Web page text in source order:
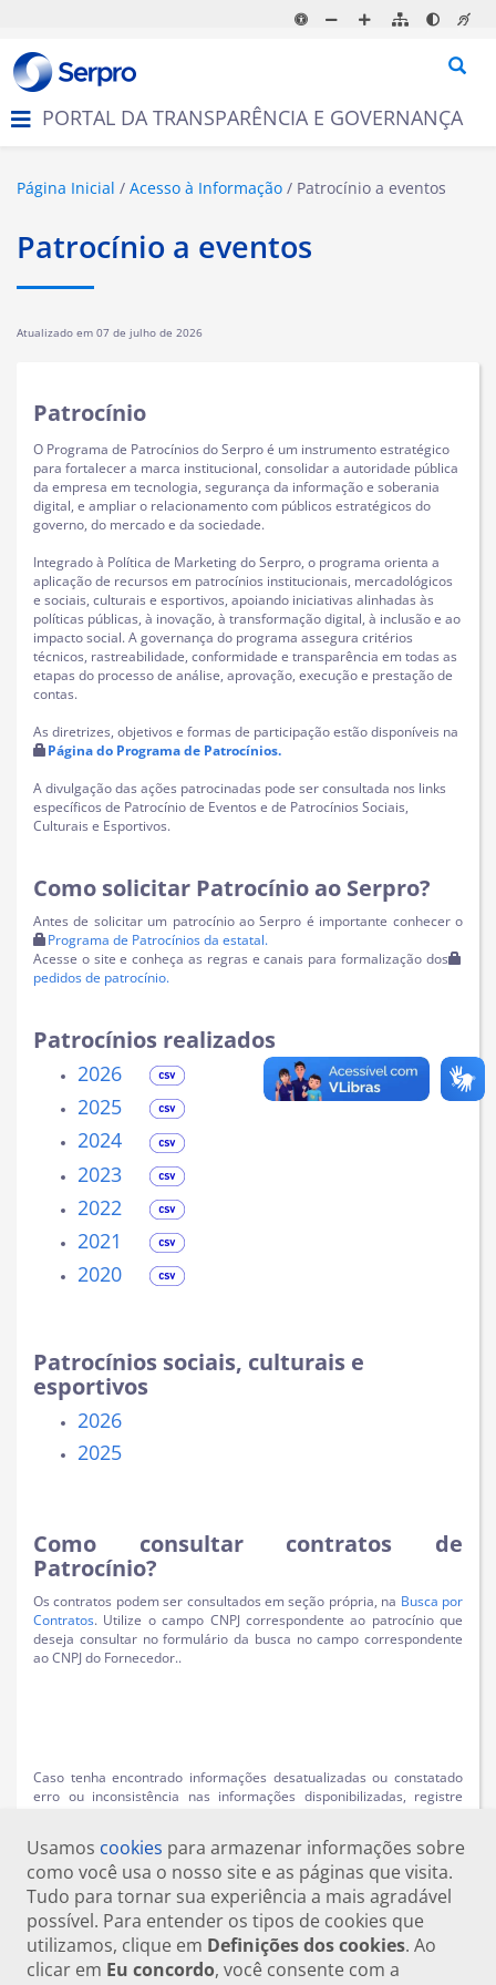
PORTAL DA TRANSPARÊNCIA E GOVERNANÇA
Página Inicial Acesso à Informação Patrocínio a eventos
Patrocínio a eventos
Atualizado em 07 de julho de 2026
Patrocínio
O Programa de Patrocínios do Serpro é um instrumento estratégico
para fortalecer a marca institucional, consolidar a autoridade pública
da empresa em tecnologia, segurança da informação e soberania
digital, e ampliar o relacionamento com públicos estratégicos do
governo, do mercado e da sociedade.
Integrado à Política de Marketing do Serpro, o programa orienta a
aplicação de recursos em patrocínios institucionais, mercadológicos
e sociais, culturais e esportivos, apoiando iniciativas alinhadas às
políticas públicas, à inovação, à transformação digital, à inclusão e ao
impacto social. A governança do programa assegura critérios
técnicos, rastreabilidade, conformidade e transparência em todas as
etapas do processo de análise, aprovação, execução e prestação de
contas.
As diretrizes, objetivos e formas de participação estão disponíveis na
Página do Programa de Patrocínios.
A divulgação das ações patrocinadas pode ser consultada nos links
específicos de Patrocínio de Eventos e de Patrocínios Sociais,
Culturais e Esportivos.
Como solicitar Patrocínio ao Serpro?
Antes de solicitar um patrocínio ao Serpro é importante conhecer o
Programa de Patrocínios da estatal.
Acesse o site e conheça as regras e canais para formalização dos
pedidos de patrocínio.
Patrocínios realizados
2026
2025
2024
2023
2022
2021
2020
Patrocínios sociais, culturais e
esportivos
2026
2025
Como consultar contratos de
Patrocínio?
Os contratos podem ser consultados em seção própria, na Busca por
Contratos. Utilize o campo CNPJ correspondente ao patrocínio que
deseja consultar no formulário da busca no campo correspondente
ao CNPJ do Fornecedor..
Caso tenha encontrado informações desatualizadas ou constatado
erro ou inconsistência nas informações disponibilizadas, registre
Usamos cookies para armazenar informações sobre
como você usa o nosso site e as páginas que visita.
Tudo para tornar sua experiência a mais agradável
possível. Para entender os tipos de cookies que
utilizamos, clique em Definições dos cookies. Ao
clicar em Eu concordo, você consente com a